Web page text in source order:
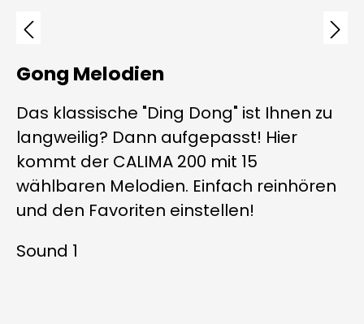
Bildergalerie überspringen
Gong Melodien
Das klassische "Ding Dong" ist Ihnen zu
langweilig? Dann aufgepasst! Hier
kommt der CALIMA 200 mit 15
wählbaren Melodien. Einfach reinhören
und den Favoriten einstellen!
Sound 1